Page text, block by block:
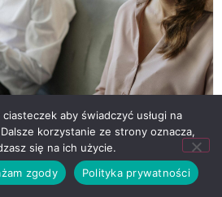
aby świadczyć usługi na
korzystanie ze strony oznacza,
się na ich użycie.
zgody Polityka prywatności